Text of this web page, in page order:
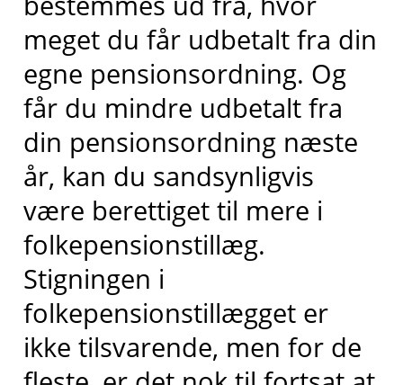
meget du får udbetalt fra din
egne pensionsordning. Og
får du mindre udbetalt fra
din pensionsordning næste
år, kan du sandsynligvis
være berettiget til mere i
folkepensionstillæg.
Stigningen i
folkepensionstillægget er
ikke tilsvarende, men for de